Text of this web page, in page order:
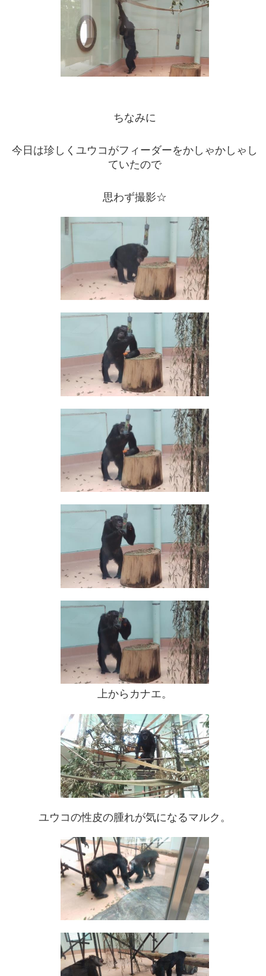
ちなみに
今日は珍しくユウコがフィーダーをかしゃかしゃし
ていたので
思わず撮影☆
上からカナエ。
ユウコの性皮の腫れが気になるマルク。